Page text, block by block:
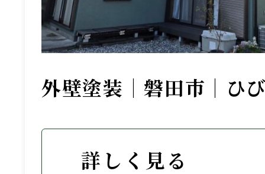
外壁塗装｜磐田市｜ひ
詳しく見る